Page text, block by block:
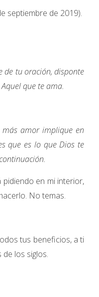
septiembre de 2019).
de tu oración, disponte
que te ama.
más amor implique en
que es lo que Dios te
pidiendo en mi interior,
No temas.
tus beneficios, a ti
de los siglos.